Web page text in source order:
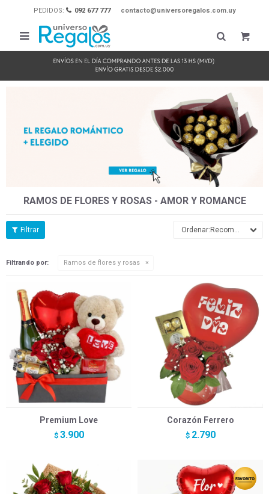
PEDIDOS: 092 677 777 contacto@universoregalos.com.uy

RAMOS DE FLORES Y ROSAS - AMOR Y ROMANCE
Recomendados
Filtrando por: Ramos de flores y rosas
Premium Love
$ 3.900
Corazón Ferrero
$ 2.790